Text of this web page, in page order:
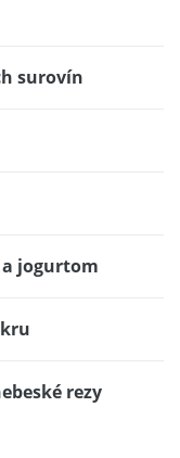
surovín
jogurtom
rezy